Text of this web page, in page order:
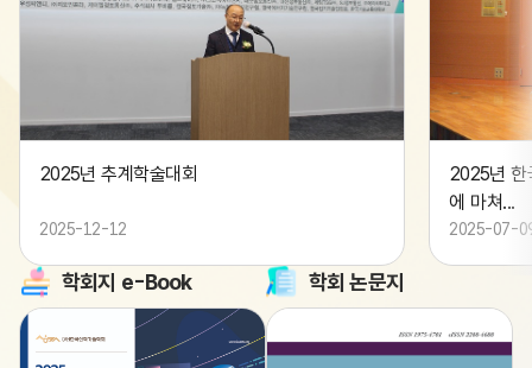
2025년 추계학술대회
2025-12-12
2025년 한
에 마쳐...
2025-07-
학회지 e-Book 학회 논문지